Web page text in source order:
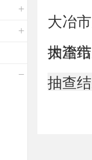
大冶
抽查
大冶
抽查